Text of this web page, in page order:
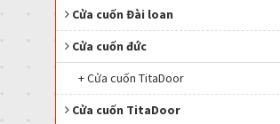
Cửa cuốn Đài loan
Cửa cuốn đức
+ Cửa cuốn TitaDoor
Cửa cuốn TitaDoor